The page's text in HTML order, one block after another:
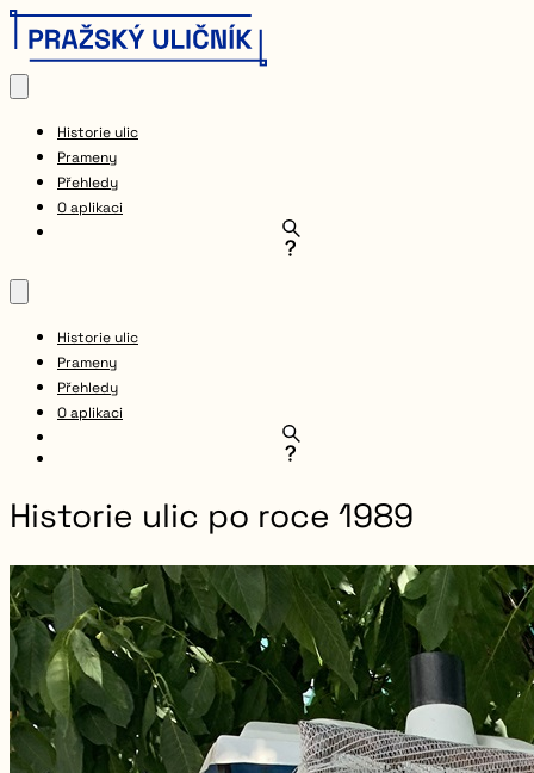
Historie ulic
Prameny
Přehledy
O aplikaci
Historie ulic
Prameny
Přehledy
O aplikaci
Historie ulic po roce 1989